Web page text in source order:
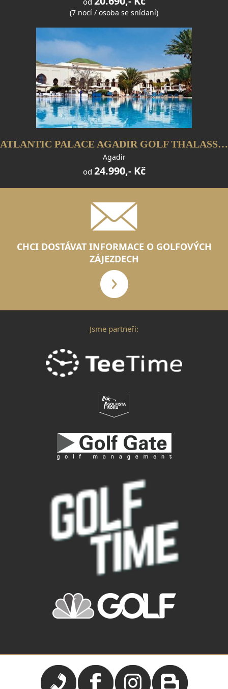
(7 nocí / osoba se snídaní)
ATLANTIC PALACE AGADIR GOLF THALASSO & CASINO RESORT
Agadir
od 24.990,- Kč
CHCI DOSTÁVAT INFORMACE O GOLFOVÝCH
ZÁJEZDECH
Jsme partneři: